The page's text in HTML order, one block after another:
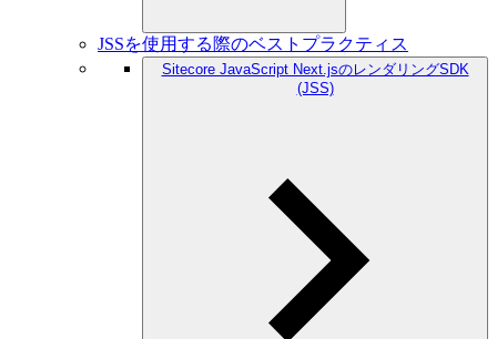
JSSを使用する際のベストプラクティス
Sitecore JavaScript Next.jsのレンダリングSDK
(JSS)